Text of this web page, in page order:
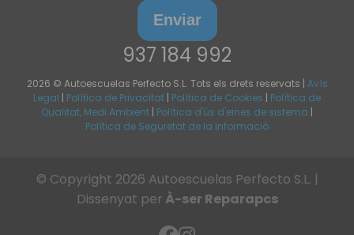
Enviar
937 184 992
2026 © Autoescuelas Perfecto S.L. Tots els drets reservats | Avís
Legal | Política de Privacitat | Política de Cookies | Política de
Qualitat, Medi Ambient | Política d'ús d'eines de sistema |
Política de Seguretat de la Informació
© Copyright 2026 Autoescuelas Perfecto S.L. |
Dissenyat per À-ser Reparapcs